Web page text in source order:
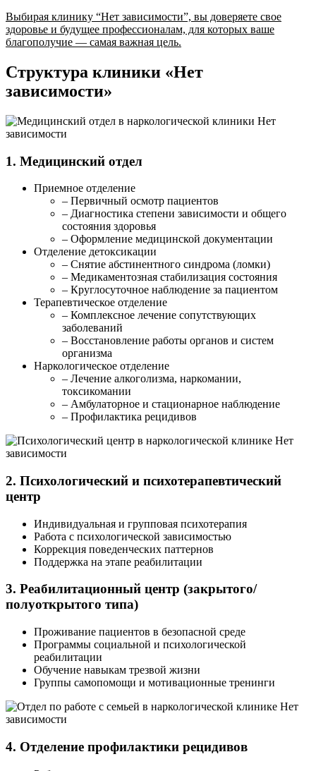
Выбирая клинику “Нет зависимости”, вы доверяете свое
здоровье и будущее профессионалам, для которых ваше
благополучие — самая важная цель.
Структура клиники «Нет
зависимости»
1. Медицинский отдел
Приемное отделение
– Первичный осмотр пациентов
– Диагностика степени зависимости и общего
состояния здоровья
– Оформление медицинской документации
Отделение детоксикации
– Снятие абстинентного синдрома (ломки)
– Медикаментозная стабилизация состояния
– Круглосуточное наблюдение за пациентом
Терапевтическое отделение
– Комплексное лечение сопутствующих
заболеваний
– Восстановление работы органов и систем
организма
Наркологическое отделение
– Лечение алкоголизма, наркомании,
токсикомании
– Амбулаторное и стационарное наблюдение
– Профилактика рецидивов
2. Психологический и психотерапевтический
центр
Индивидуальная и групповая психотерапия
Работа с психологической зависимостью
Коррекция поведенческих паттернов
Поддержка на этапе реабилитации
3. Реабилитационный центр (закрытого/
полуоткрытого типа)
Проживание пациентов в безопасной среде
Программы социальной и психологической
реабилитации
Обучение навыкам трезвой жизни
Группы самопомощи и мотивационные тренинги
4. Отделение профилактики рецидивов